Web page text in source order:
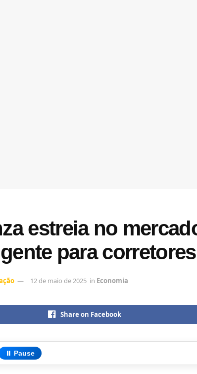
estreia no
para
12 de maio de 2025 in Economia
Share on Facebook
⏸️ Pause